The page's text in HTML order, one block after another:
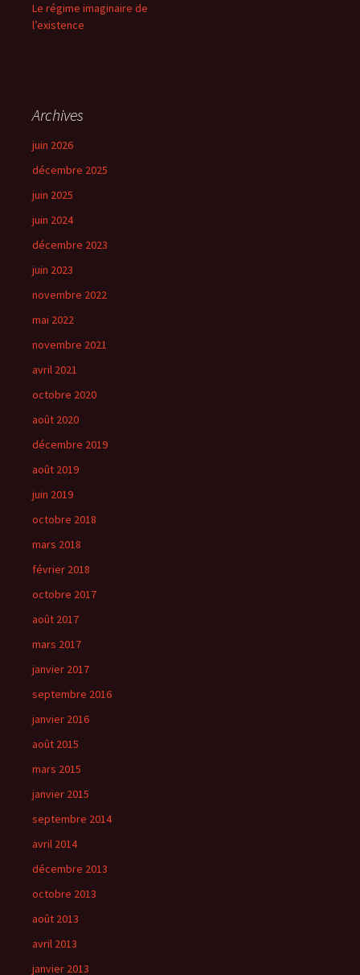
Le régime imaginaire de
l’existence
Archives
juin 2026
décembre 2025
juin 2025
juin 2024
décembre 2023
juin 2023
novembre 2022
mai 2022
novembre 2021
avril 2021
octobre 2020
août 2020
décembre 2019
août 2019
juin 2019
octobre 2018
mars 2018
février 2018
octobre 2017
août 2017
mars 2017
janvier 2017
septembre 2016
janvier 2016
août 2015
mars 2015
janvier 2015
septembre 2014
avril 2014
décembre 2013
octobre 2013
août 2013
avril 2013
janvier 2013